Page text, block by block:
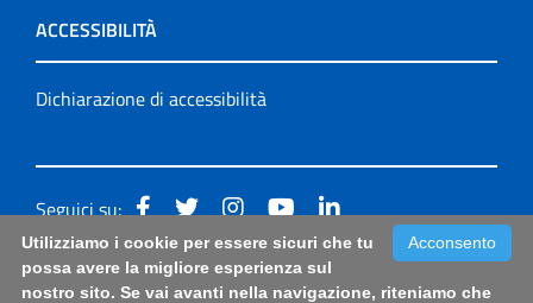
ACCESSIBILITÀ
Dichiarazione di accessibilità
Seguici su:
Accessibilità: form di segnalazione di prima istanza per
Acconsento
Utilizziamo i cookie per essere sicuri che tu
possa avere la migliore esperienza sul
nostro sito. Se vai avanti nella navigazione, riteniamo che